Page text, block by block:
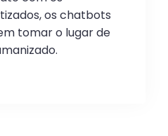
os chatbots
tomar o lugar de